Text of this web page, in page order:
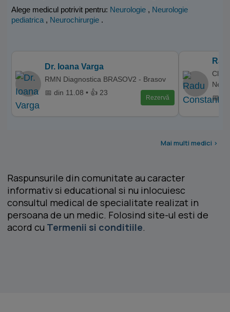
Alege medicul potrivit pentru: Neurologie , Neurologie
pediatrica , Neurochirurgie .
Dr. Ioana Varga
RMN Diagnostica BRASOV2 - Brasov
📅 din 11.08 • 👍 23
Rezervă
📅
Mai multi medici >
Raspunsurile din comunitate au caracter
informativ si educational si nu inlocuiesc
consultul medical de specialitate realizat in
persoana de un medic. Folosind site-ul esti de
acord cu Termenii si conditiile.